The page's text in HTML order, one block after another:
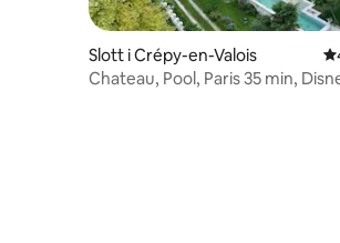
Slott i Crépy-en-Valois
Chateau, Pool, Paris 35 min,